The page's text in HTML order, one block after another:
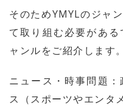
そのためYMYLのジャ
て取り組む必要があ
ャンルをご紹介します。
ニュース・時事問題
ス（スポーツやエンタ